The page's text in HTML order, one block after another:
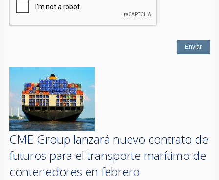
CME Group lanzará nuevo contrato de
futuros para el transporte marítimo de
contenedores en febrero